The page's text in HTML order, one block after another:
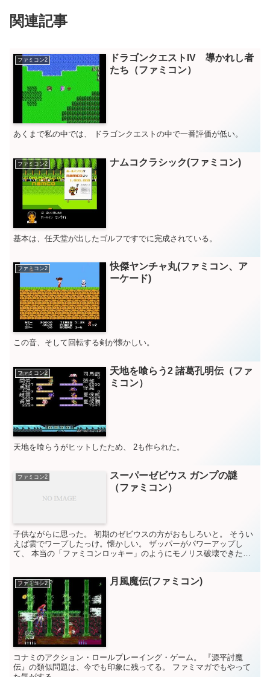
関連記事
ファミコン2
ドラゴンクエストIV 導かれし者
たち（ファミコン）
あくまで私の中では、 ドラゴンクエストの中で一番評価が低い。
ファミコン2 ナムコクラシック(ファミコン)
基本は、任天堂が出したゴルフですでに完成されている。
ファミコン2
快傑ヤンチャ丸(ファミコン、ア
ーケード)
この音、そして回転する剣が懐かしい。
ファミコン2
天地を喰らう2 諸葛孔明伝（ファ
ミコン）
天地を喰らうがヒットしたため、 2も作られた。
ファミコン2
スーパーゼビウス ガンプの謎
（ファミコン）
子供ながらに思った。 初期のゼビウスの方がおもしろいと。 そうい
えば雲でワープしたっけ。懐かしい。 ザッパーがパワーアップし
て、 本当の「ファミコンロッキー」のようにモノリス破壊できたっ
ファミコン2 月風魔伝(ファミコン)
コナミのアクション・ロールプレーイング・ゲーム。 『源平討魔
伝』の類似問題は、今でも印象に残ってる。 ファミマガでもやって